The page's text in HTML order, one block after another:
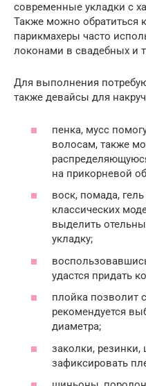
современные укладки с
Также можно обратиться
парикмахеры часто
локонами в свадебных и
Для выполнения
также девайсы для
пенка, мусс
волосам, также
на прикорневой
воск, помада,
классических
выделить
укладку;
удастся придать
плойка позволит
рекомендуется
диаметра;
заколки,
зафиксировать